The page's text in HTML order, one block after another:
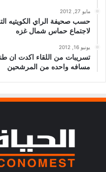
مايو 27, 2012
حسب صحيفة الراي الكويتيه
لاجتماع حماس شمال غزه
يونيو 16, 2012
تسريبات من اللقاء اكدت ان
مسافه واحده من المرشحين